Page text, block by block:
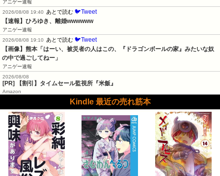
アニゲー速報
2026/08/08 19:40
あとで読む 🐦Tweet
【速報】ひろゆき、離婚wwwwww
アニゲー速報
2026/08/08 19:10
あとで読む 🐦Tweet
【画像】熊本「はーい、被災者の人はこの、『ドラゴンボールの家』みたいな奴
の中で過ごしてねー」
アニゲー速報
2026/08/08
[PR] 【割引】タイムセール監視所『米飯』
Amazon
Kindle 最近の売れ筋本